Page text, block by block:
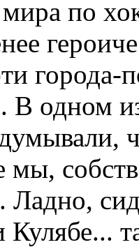
по
города-
В одном
мы,
Ладно,